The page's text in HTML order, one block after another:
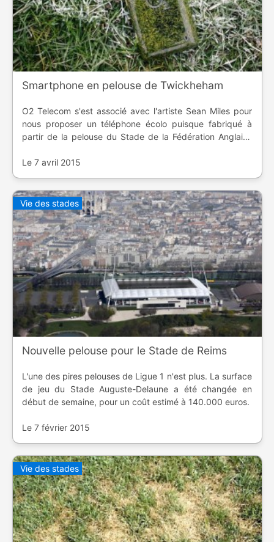
Smartphone en pelouse de Twickheham
O2 Telecom s'est associé avec l'artiste Sean Miles pour
nous proposer un téléphone écolo puisque fabriqué à
partir de la pelouse du Stade de la Fédération Anglaise
Le 7 avril 2015
Vie des stades
Nouvelle pelouse pour le Stade de Reims
L'une des pires pelouses de Ligue 1 n'est plus. La surface
de jeu du Stade Auguste-Delaune a été changée en
début de semaine, pour un coût estimé à 140.000 euros.
Le 7 février 2015
Vie des stades